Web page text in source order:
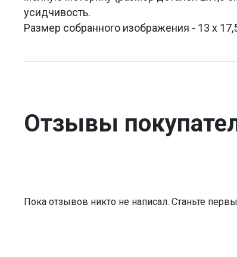
усидчивость.
Размер собранного изображения - 13 x
Отзывы
Пока отзывов никто не написал. Станьте